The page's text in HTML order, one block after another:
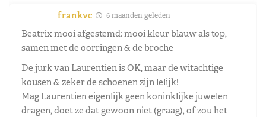
frankvc 6 maanden geleden
Beatrix mooi afgestemd: mooi kleur blauw als top,
samen met de oorringen & de broche
De jurk van Laurentien is OK, maar de witachtige
kousen & zeker de schoenen zijn lelijk!
Mag Laurentien eigenlijk geen koninklijke juwelen
dragen, doet ze dat gewoon niet (graag), of zou het